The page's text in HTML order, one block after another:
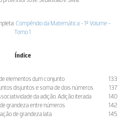
Compêndio da Matemática - 1º Volume -
Tomo 1
Índice
elementos dum conjunto
133
disjuntos e soma de dois números
137
da adição. Adição iterada
140
grandeza entre números
142
de grandeza lata
145